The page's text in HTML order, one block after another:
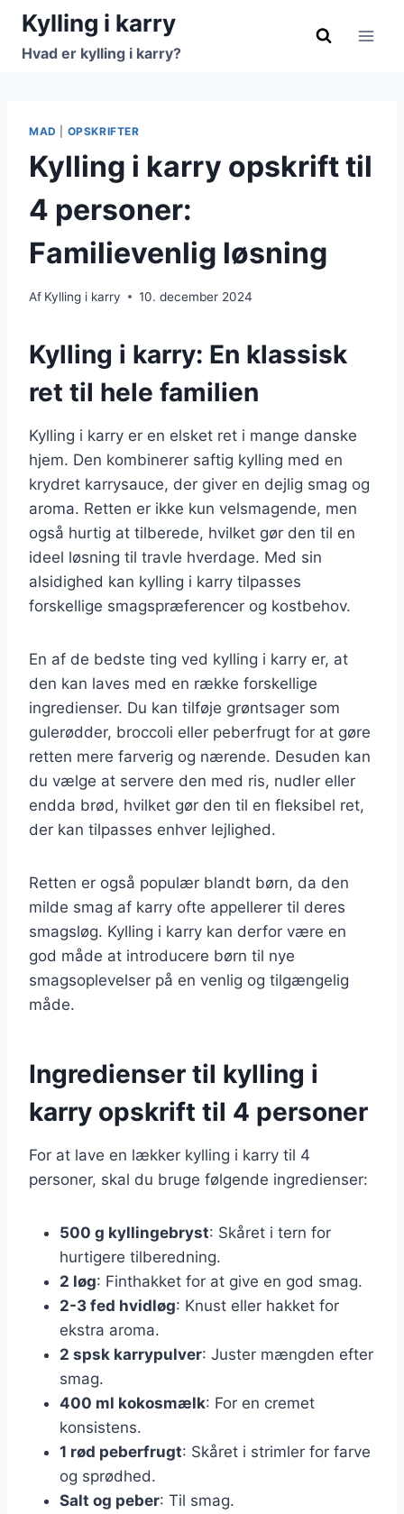
Fortsæt
indhold
Kylling i karry
Hvad er kylling i karry?
MAD OPSKRIFTER
Kylling i karry opskrift til
4 personer:
Familievenlig løsning
Af Kylling i karry 10. december 2024
Kylling i karry: En klassisk
ret til hele familien
Kylling i karry er en elsket ret i mange danske
hjem. Den kombinerer saftig kylling med en
krydret karrysauce, der giver en dejlig smag og
aroma. Retten er ikke kun velsmagende, men
også hurtig at tilberede, hvilket gør den til en
ideel løsning til travle hverdage. Med sin
alsidighed kan kylling i karry tilpasses
forskellige smagspræferencer og kostbehov.
En af de bedste ting ved kylling i karry er, at
den kan laves med en række forskellige
ingredienser. Du kan tilføje grøntsager som
gulerødder, broccoli eller peberfrugt for at gøre
retten mere farverig og nærende. Desuden kan
du vælge at servere den med ris, nudler eller
endda brød, hvilket gør den til en fleksibel ret,
der kan tilpasses enhver lejlighed.
Retten er også populær blandt børn, da den
milde smag af karry ofte appellerer til deres
smagsløg. Kylling i karry kan derfor være en
god måde at introducere børn til nye
smagsoplevelser på en venlig og tilgængelig
måde.
Ingredienser til kylling i
karry opskrift til 4 personer
For at lave en lækker kylling i karry til 4
personer, skal du bruge følgende ingredienser:
500 g kyllingebryst: Skåret i tern for
hurtigere tilberedning.
2 løg: Finthakket for at give en god smag.
2-3 fed hvidløg: Knust eller hakket for
ekstra aroma.
2 spsk karrypulver: Juster mængden efter
smag.
400 ml kokosmælk: For en cremet
konsistens.
1 rød peberfrugt: Skåret i strimler for farve
og sprødhed.
Salt og peber: Til smag.